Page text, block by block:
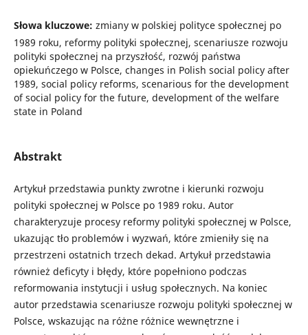
Słowa kluczowe: zmiany w polskiej polityce społecznej po
1989 roku, reformy polityki społecznej, scenariusze rozwoju
polityki społecznej na przyszłość, rozwój państwa
opiekuńczego w Polsce, changes in Polish social policy after
1989, social policy reforms, scenarious for the development
of social policy for the future, development of the welfare
state in Poland
Abstrakt
Artykuł przedstawia punkty zwrotne i kierunki rozwoju
polityki społecznej w Polsce po 1989 roku. Autor
charakteryzuje procesy reformy polityki społecznej w Polsce,
ukazując tło problemów i wyzwań, które zmieniły się na
przestrzeni ostatnich trzech dekad. Artykuł przedstawia
również deficyty i błędy, które popełniono podczas
reformowania instytucji i usług społecznych. Na koniec
autor przedstawia scenariusze rozwoju polityki społecznej w
Polsce, wskazując na różne różnice wewnętrzne i